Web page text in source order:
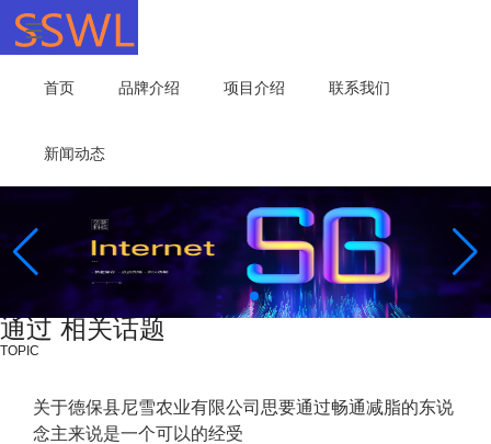
首页 品牌介绍 项目介绍 联系我们
新闻动态
通过 相关话题
TOPIC
关于德保县尼雪农业有限公司思要通过畅通减脂的东说
念主来说是一个可以的经受